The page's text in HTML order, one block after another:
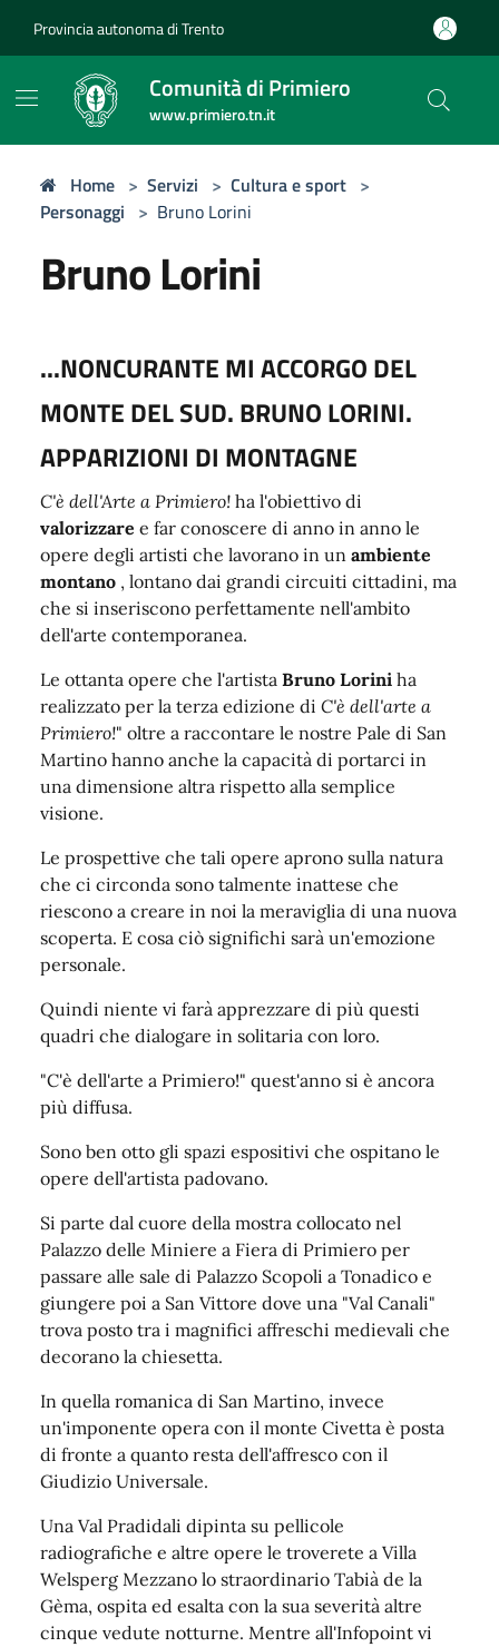
Provincia autonoma di Trento
Comunità di Primiero
www.primiero.tn.it
Home > Servizi > Cultura e sport >
Personaggi > Bruno Lorini
Bruno Lorini
...NONCURANTE MI ACCORGO DEL
MONTE DEL SUD. BRUNO LORINI.
APPARIZIONI DI MONTAGNE
C'è dell'Arte a Primiero! ha l'obiettivo di
valorizzare e far conoscere di anno in anno le
opere degli artisti che lavorano in un ambiente
montano , lontano dai grandi circuiti cittadini, ma
che si inseriscono perfettamente nell'ambito
dell'arte contemporanea.
Le ottanta opere che l'artista Bruno Lorini ha
realizzato per la terza edizione di C'è dell'arte a
Primiero!" oltre a raccontare le nostre Pale di San
Martino hanno anche la capacità di portarci in
una dimensione altra rispetto alla semplice
visione.
Le prospettive che tali opere aprono sulla natura
che ci circonda sono talmente inattese che
riescono a creare in noi la meraviglia di una nuova
scoperta. E cosa ciò significhi sarà un'emozione
personale.
Quindi niente vi farà apprezzare di più questi
quadri che dialogare in solitaria con loro.
"C'è dell'arte a Primiero!" quest'anno si è ancora
più diffusa.
Sono ben otto gli spazi espositivi che ospitano le
opere dell'artista padovano.
Si parte dal cuore della mostra collocato nel
Palazzo delle Miniere a Fiera di Primiero per
passare alle sale di Palazzo Scopoli a Tonadico e
giungere poi a San Vittore dove una "Val Canali"
trova posto tra i magnifici affreschi medievali che
decorano la chiesetta.
In quella romanica di San Martino, invece
un'imponente opera con il monte Civetta è posta
di fronte a quanto resta dell'affresco con il
Giudizio Universale.
Una Val Pradidali dipinta su pellicole
radiografiche e altre opere le troverete a Villa
Welsperg Mezzano lo straordinario Tabià de la
Gèma, ospita ed esalta con la sua severità altre
cinque vedute notturne. Mentre all'Infopoint vi